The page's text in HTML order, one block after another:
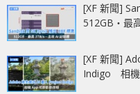
[XF 新聞]
512GB‧最
[XF 新聞]
Indigo 相機